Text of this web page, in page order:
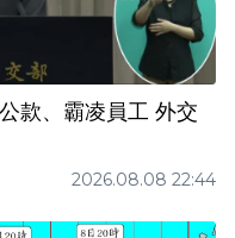
款、霸凌員工 外交
2026.08.08 22:44